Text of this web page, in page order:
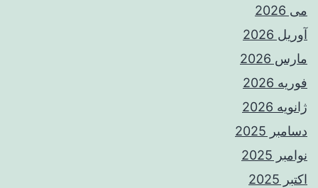
می 2026
آوریل 2026
مارس 2026
فوریه 2026
ژانویه 2026
دسامبر 2025
نوامبر 2025
اکتبر 2025